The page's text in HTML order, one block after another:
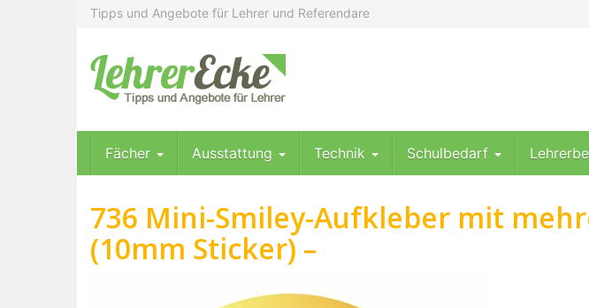
Tipps und Angebote für Lehrer und Referendare
Fächer Ausstattung Technik Schulbedarf
736 Mini-Smiley-Aufkleber mit
(10mm Sticker) –